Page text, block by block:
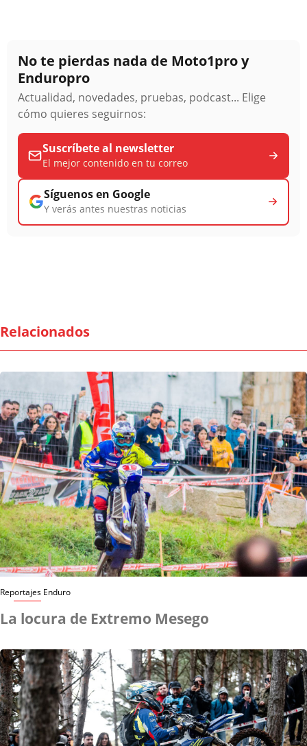
No te pierdas nada de Moto1pro y
Enduropro
Actualidad, novedades, pruebas, podcast... Elige
cómo quieres seguirnos:
Suscríbete al newsletter
El mejor contenido en tu correo
Síguenos en Google
Y verás antes nuestras noticias
Relacionados
Reportajes Enduro
La locura de Extremo Mesego